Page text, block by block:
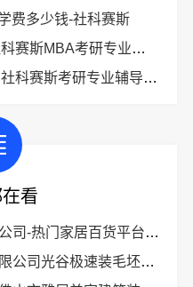
费多少钱-社科赛斯
MBA考研专业辅导机构
赛斯考研专业辅导机构
看
-热门家居百货平台优势
光谷极速装毛坯房装修